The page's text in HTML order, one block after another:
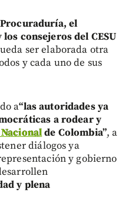
el
consejeros del CESU
ser elaborada otra
y cada uno de sus
a“las autoridades ya
a rodear y
de Colombia”, a
diálogos ya
y gobierno
y plena